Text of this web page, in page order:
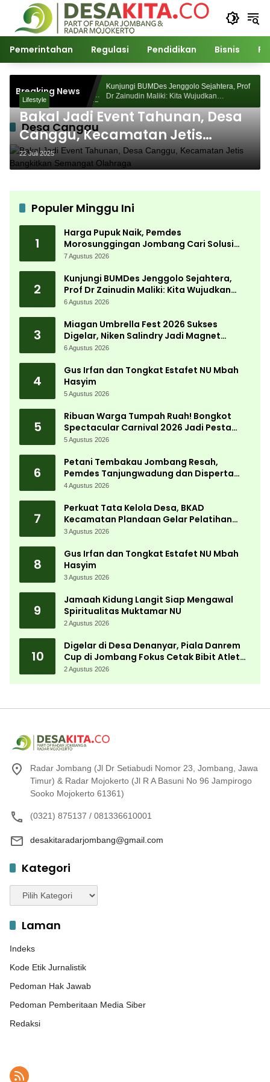
Langsung
konten
Pemerintahan Regulasi Pendidikan Bisnis
Breaking News
Akademik
Kunjungi BUMDes Jenggolo Sejahtera, Prof
Dr Zainudin Maliki: Kita Wujudkan
Kemandirian Ekonomi dengan Potensi Desa
Desa Canggu
Lifestyle
Bakal Jadi Event Tahunan, Desa
Canggu, Kecamatan Jetis
Bangkitkan Semangat Olahraga
22 Juli 2025
Populer Minggu Ini
1
Harga Pupuk Naik, Pemdes
Morosunggingan Jombang Cari Solusi
Lewat Kajian Akademik
7 Agustus 2026
2
Kunjungi BUMDes Jenggolo Sejahtera,
Prof Dr Zainudin Maliki: Kita Wujudkan
Kemandirian Ekonomi dengan Potensi
6 Agustus 2026
3
Miagan Umbrella Fest 2026 Sukses
Digelar, Niken Salindry Jadi Magnet
Ribuan Pengunjung
6 Agustus 2026
4
Gus Irfan dan Tongkat Estafet NU Mbah
Hasyim
5 Agustus 2026
5
Ribuan Warga Tumpah Ruah! Bongkot
Spectacular Carnival 2026 Jadi Pesta
Kemerdekaan Terbesar di Peterongan
5 Agustus 2026
6
Petani Tembakau Jombang Resah,
Pemdes Tanjungwadung dan Disperta
Bergerak Cepat
4 Agustus 2026
7
Perkuat Tata Kelola Desa, BKAD
Kecamatan Plandaan Gelar Pelatihan
Aparatur Pemdes
3 Agustus 2026
8
Gus Irfan dan Tongkat Estafet NU Mbah
Hasyim
3 Agustus 2026
9
Jamaah Kidung Langit Siap Mengawal
Spiritualitas Muktamar NU
2 Agustus 2026
10
Digelar di Desa Denanyar, Piala Danrem
Cup di Jombang Fokus Cetak Bibit Atlet
Menembak Berprestasi
2 Agustus 2026
Radar Jombang (Jl Dr Setiabudi Nomor 23, Jombang, Jawa
Timur) & Radar Mojokerto (Jl R A Basuni No 96 Jampirogo
Sooko Mojokerto 61361)
(0321) 875137 / 081336610001
desakitaradarjombang@gmail.com
Kategori
Kategori
Laman
Indeks
Kode Etik Jurnalistik
Pedoman Hak Jawab
Pedoman Pemberitaan Media Siber
Redaksi